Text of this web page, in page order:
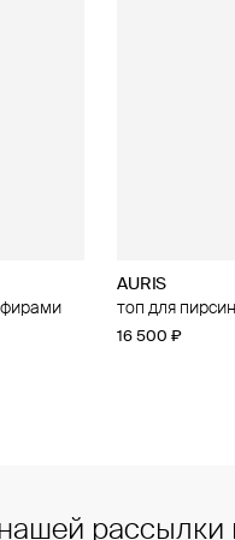
AURIS
топ для
16 500 ₽
золота
рассылки